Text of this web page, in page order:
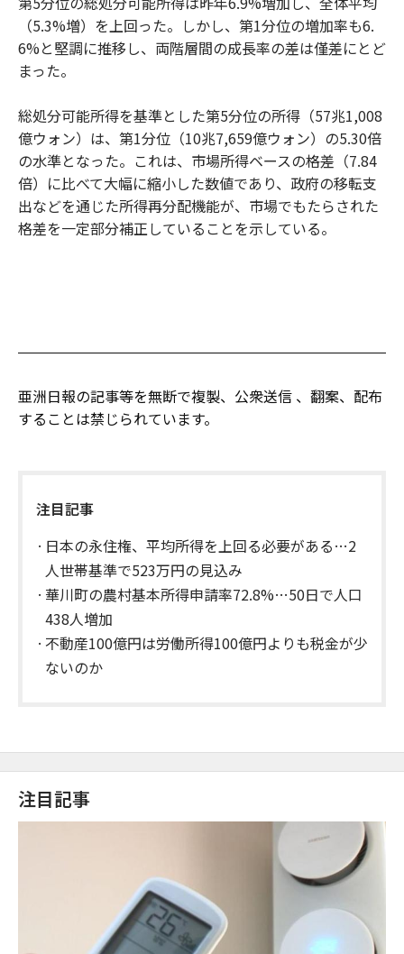
（5.3%増）を上回った。しかし、第1分位の増加率も6.
6%と堅調に推移し、両階層間の成長率の差は僅差にとど
まった。
総処分可能所得を基準とした第5分位の所得（57兆1,008
億ウォン）は、第1分位（10兆7,659億ウォン）の5.30倍
の水準となった。これは、市場所得ベースの格差（7.84
倍）に比べて大幅に縮小した数値であり、政府の移転支
出などを通じた所得再分配機能が、市場でもたらされた
格差を一定部分補正していることを示している。
亜洲日報の記事等を無断で複製、公衆送信 、翻案、配布
することは禁じられています。
注目記事
日本の永住権、平均所得を上回る必要がある…2
人世帯基準で523万円の見込み
華川町の農村基本所得申請率72.8%…50日で人口
438人増加
不動産100億円は労働所得100億円よりも税金が少
ないのか
注目記事